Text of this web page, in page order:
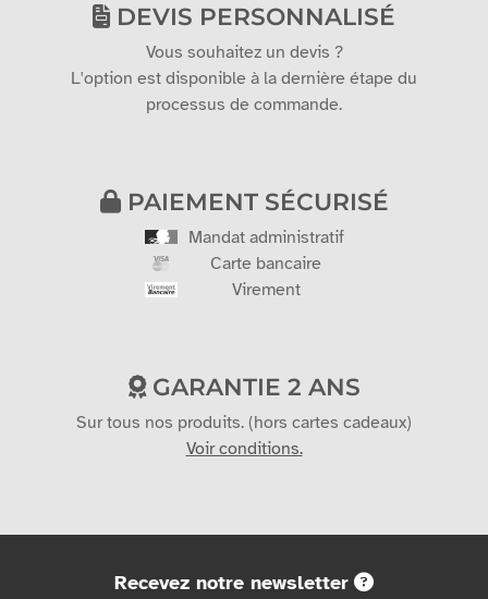
DEVIS PERSONNALISÉ
Vous souhaitez un devis ?
L'option est disponible à la dernière étape du
processus de commande.
PAIEMENT SÉCURISÉ
Mandat administratif
Carte bancaire
Virement
GARANTIE 2 ANS
Sur tous nos produits. (hors cartes cadeaux)
Voir conditions.
Recevez notre newsletter